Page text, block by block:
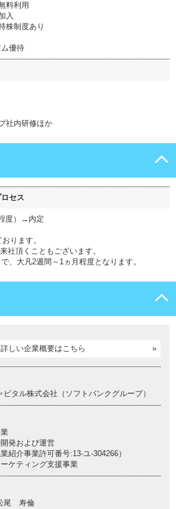
料利用
入
株制度あり
優待
社内研修ほか
セス
度）→内定
ります。
社頂くこともございます。
、大凡2週間～1ヵ月程度となります。
詳しい企業概要はこちら
ピタル株式会社（ソフトバンクグループ）
発および運営
紹介事業許可番号:13-ユ-304266）
ケティング支援事業
尾 寿倫